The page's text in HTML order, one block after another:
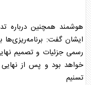
هوشمند همچنین درباره
ایشان گفت:
رسمی جزئیات و تصمیم
خواهد بود و پس از
تسنیم